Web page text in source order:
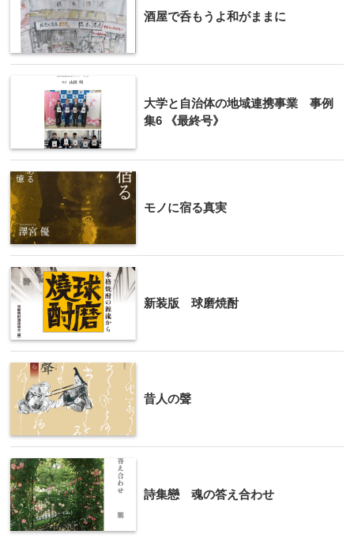
酒屋で呑もうよ和がままに
大学と自治体の地域連携事業 事例
集6 《最終号》
モノに宿る真実
新装版 球磨焼酎
昔人の聲
詩集戀 魂の答え合わせ